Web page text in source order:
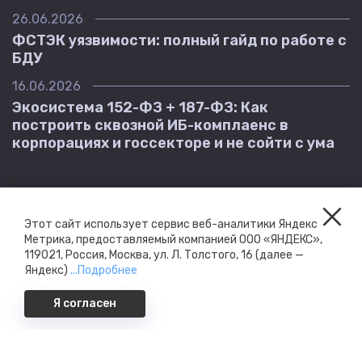
26.06.2026
ФСТЭК уязвимости: полный гайд по работе с
БДУ
16.06.2026
Экосистема 152-ФЗ + 187-ФЗ: Как
построить сквозной ИБ-комплаенс в
корпорациях и госсекторе и не сойти с ума
Политика конфиденциальности
Соглашение об использовании сайта DocShell
Этот сайт использует сервис веб-аналитики Яндекс
Метрика, предоставляемый компанией ООО «ЯНДЕКС»,
119021, Россия, Москва, ул. Л. Толстого, 16 (далее —
Яндекс) ...Подробнее
Я согласен